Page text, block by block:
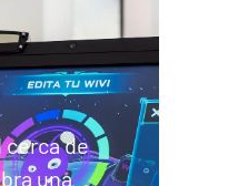
cerca de
una